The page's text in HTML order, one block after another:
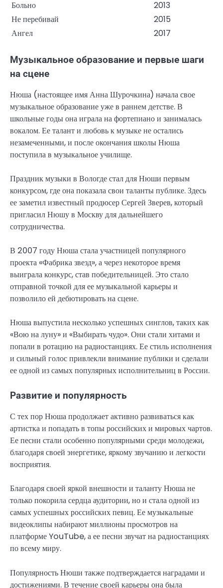
Больно
2013
Не перебивай
2015
Ангел
2017
Музыкальное образование и первые шаги
на сцене
Нюша (настоящее имя Анна Шурочкина) начала свое
музыкальное образование уже в раннем детстве. В
школьные годы она играла на фортепиано и занималась
вокалом. Ее талант и любовь к музыке не остались
незамеченными, и после окончания школы Нюша
поступила в музыкальное училище.
Праздник музыки в Вологде стал для Нюши первым
конкурсом, где она показала свои таланты публике. Здесь
ее заметил известный продюсер Сергей Зверев, который
пригласил Нюшу в Москву для дальнейшего
сотрудничества.
В 2007 году Нюша стала участницей популярного
проекта «Фабрика звезд», а через некоторое время
выиграла конкурс, став победительницей. Это стало
отправной точкой для ее музыкальной карьеры и
позволило ей дебютировать на сцене.
Нюша выпустила несколько успешных синглов, таких как
«Вою на луну» и «Выбирать чудо». Они стали хитами и
попали в ротацию на радиостанциях. Ее стиль исполнения
и сильный голос привлекли внимание публики и сделали
ее одной из самых популярных исполнительниц в России.
Развитие и популярность
С тех пор Нюша продолжает активно развиваться как
артистка и попадать в топы российских и мировых чартов.
Ее песни стали особенно популярными среди молодежи,
благодаря своей энергетике, яркому звучанию и легкости
восприятия.
Благодаря своей яркой внешности и таланту Нюша не
только покорила сердца аудитории, но и стала одной из
самых успешных российских певиц. Ее музыкальные
видеоклипы набирают миллионы просмотров на
платформе YouTube, а ее песни звучат на радиостанциях
по всему миру.
Популярность Нюши также подтверждается наградами и
достижениями. В течение своей карьеры она была